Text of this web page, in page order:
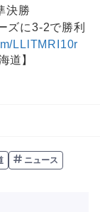
決勝
ズに3-2で勝利
LLlTMRI10r
道】
ニュース